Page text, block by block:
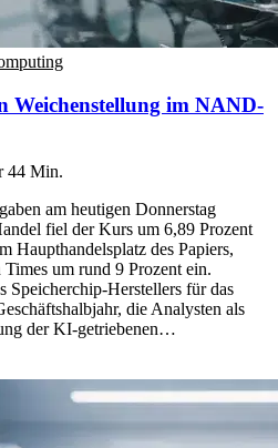
Weichenstellung im NAND-
44 Min.
am heutigen Donnerstag
fiel der Kurs um 6,89 Prozent
Haupthandelsplatz des Papiers,
um rund 9 Prozent ein.
Speicherchip-Herstellers für das
die Analysten als
der KI-getriebenen…